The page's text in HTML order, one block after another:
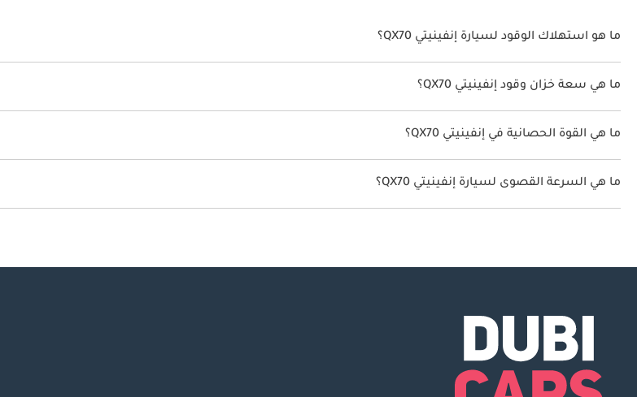
ما هو استهلاك الوقود لسيارة إنفينيتي QX70؟
يتراوح استهلاك الوقود لسيارة إنفينيتي QX70 بين 9.3 كم/ليتر.
ما هي سعة خزان وقود إنفينيتي QX70؟
سعة خزان وقود إنفينيتي QX70 90 ليتر.
ما هي القوة الحصانية في إنفينيتي QX70؟
تنتج إنفينيتي QX70 قوة 329 حصان.
ما هي السرعة القصوى لسيارة إنفينيتي QX70؟
السرعة القصوى لسيارة إنفينيتي QX70 هي 230 كم/الساعة.